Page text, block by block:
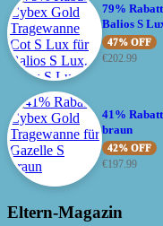
79%
Balios S
47% OFF
€202.99
41%
braun
42% OFF
€197.99
Eltern-Magazin